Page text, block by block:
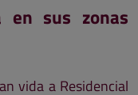
en sus zonas
vida a Residencial